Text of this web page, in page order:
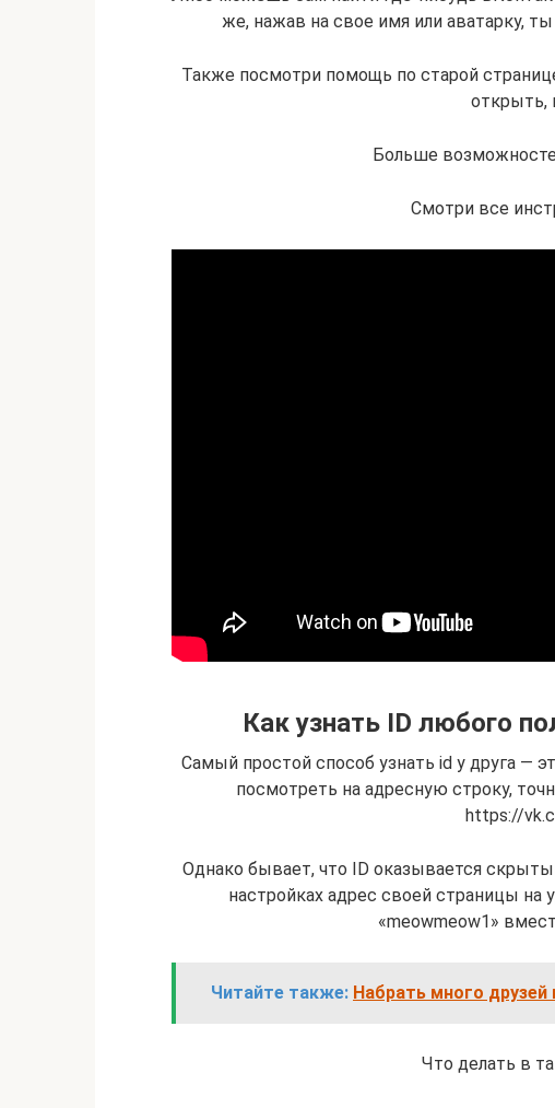
же, нажав на свое имя или аватарку,
Также посмотри помощь по старой
открыть,
Больше
Смотри все
Как узнать ID любого
Самый простой способ узнать id у друга —
посмотреть на адресную строку,
https://
Однако бывает, что ID оказывается
настройках адрес своей страницы
«meowmeow1»
Читайте также: Набрать много друзей
Что делать в